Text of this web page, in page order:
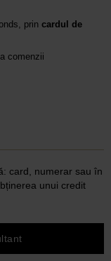
prin cardul de
comenzii
card, numerar sau în
unui credit